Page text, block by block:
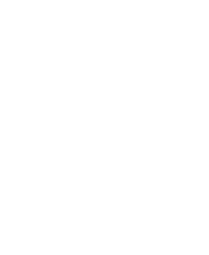
di iniziative organizzate